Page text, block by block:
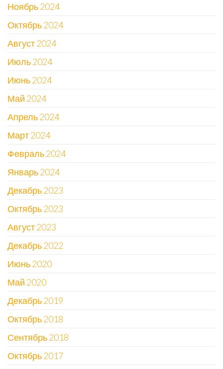
Ноябрь 2024
Октябрь 2024
Август 2024
Июль 2024
Июнь 2024
Май 2024
Апрель 2024
Март 2024
Февраль 2024
Январь 2024
Декабрь 2023
Октябрь 2023
Август 2023
Декабрь 2022
Июнь 2020
Май 2020
Декабрь 2019
Октябрь 2018
Сентябрь 2018
Октябрь 2017